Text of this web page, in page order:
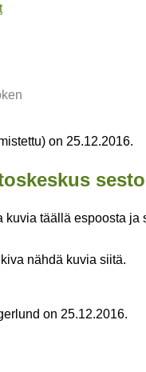
on 25.12.2016.
sesto
täällä espoosta
nähdä kuvia siitä.
on 25.12.2016.